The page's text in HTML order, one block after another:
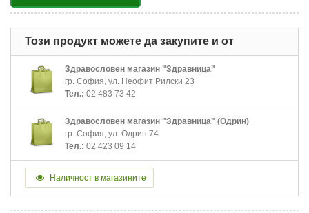
Този продукт можете да закупите и от
Здравословен магазин "Здравница"
гр. София, ул. Неофит Рилски 23
Тел.: 02 483 73 42
Здравословен магазин "Здравница" (Одрин)
гр. София, ул. Одрин 74
Тел.: 02 423 09 14
Наличност в магазините